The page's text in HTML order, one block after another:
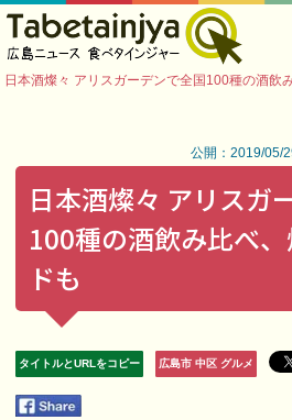
日本酒燦々 アリスガーデンで全国100種の酒飲
公開：2019/05/
日本酒燦々 アリスガ
100種の酒飲み比べ
ドも
タイトルとURLをコピー 広島市 中区 グルメ